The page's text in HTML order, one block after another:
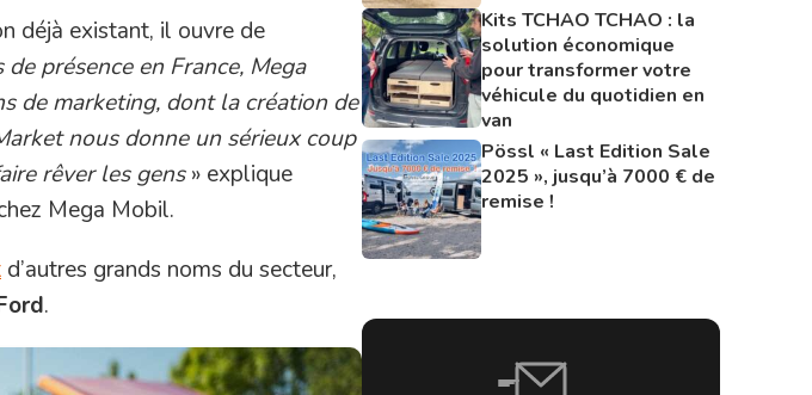
déjà existant, il ouvre de
présence en France, Mega
de marketing, dont la création de
nous donne un sérieux coup
rêver les gens» explique
Mega Mobil.
d’autres grands noms du secteur,
.
Kits TCHAO TCHAO : la
solution économique
pour transformer votre
véhicule du quotidien en
van
Pössl « Last Edition Sale
2025 », jusqu’à 7000 € de
remise !